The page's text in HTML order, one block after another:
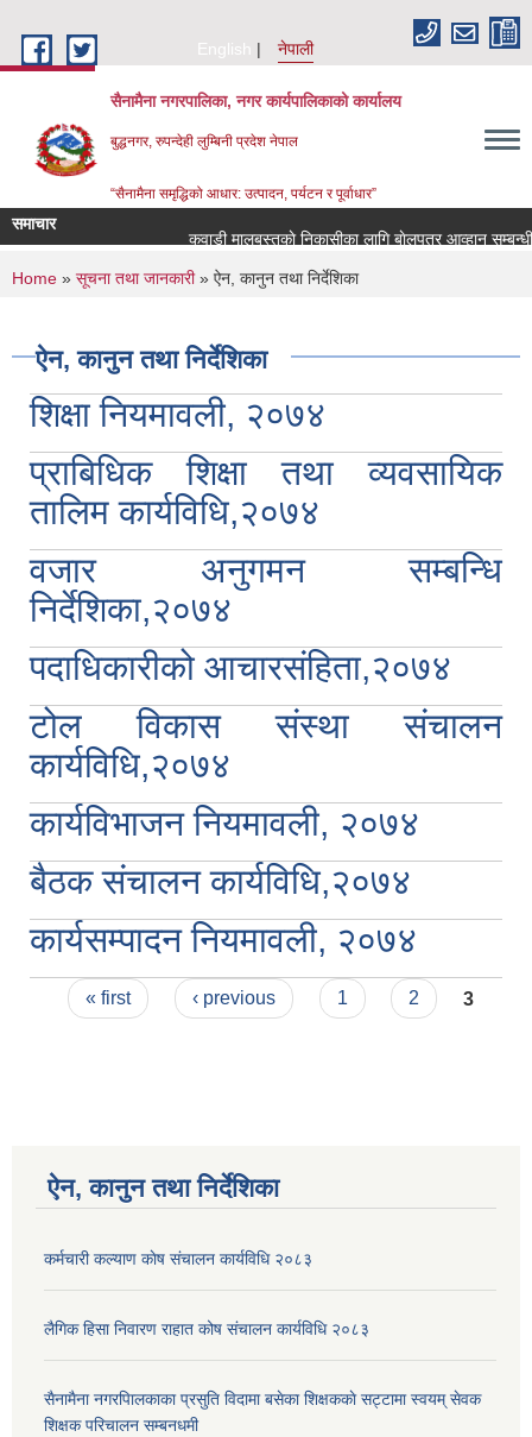
English
नेपाली
सैनामैना नगरपालिका, नगर कार्यपालिकाको कार्यालय
बुद्धनगर, रुपन्देही लुम्बिनी प्रदेश नेपाल
“सैनामैना समृद्धिको आधार: उत्पादन, पर्यटन र पूर्वाधार”
समाचार
कवाडी मालबस्तुकाे निकासीका लागि बाेलपत्र आव्हान सम्बन्धी
You are here
Home » सूचना तथा जानकारी» ऐन, कानुन तथा निर्देशिका
ऐन, कानुन तथा निर्देशिका
शिक्षा नियमावली, २०७४
प्राबिधिक शिक्षा तथा व्यवसायिक
तालिम कार्यविधि,२०७४
वजार अनुगमन सम्बन्धि
निर्देशिका,२०७४
पदाधिकारीको आचारसंहिता,२०७४
टोल विकास संस्था संचालन
कार्यविधि,२०७४
कार्यविभाजन नियमावली, २०७४
बैठक संचालन कार्यविधि,२०७४
कार्यसम्पादन नियमावली, २०७४
Pages
« first ‹ previous 1 2 3
ऐन, कानुन तथा निर्देशिका
कर्मचारी कल्याण काेष संचालन कार्यविधि २०८३
लैगिक हिसा निवारण राहात कोष संचालन कार्यविधि २०८३
सैनामैना नगरपािलकाका प्रसुति विदामा बसेका शिक्षककाे सट्टामा स्वयम् सेवक
शिक्षक परिचालन सम्बनधमी